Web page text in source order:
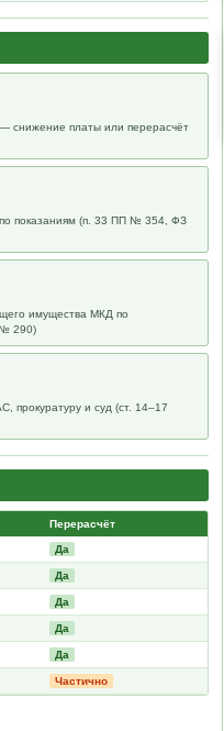
снижение платы или перерасчёт
показаниям (п. 33 ПП № 354, ФЗ
имущества МКД по
290)
прокуратуру и суд (ст. 14–17
Перерасчёт
Да
Да
Да
Да
Да
Частично